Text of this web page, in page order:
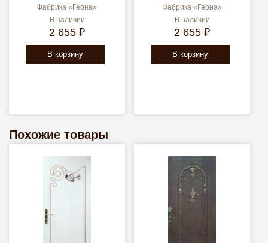
Фабрика «Геона»
В наличии
2 655 ₽
В корзину
Фабрика «Геона»
В наличии
2 655 ₽
В корзину
Похожие товары